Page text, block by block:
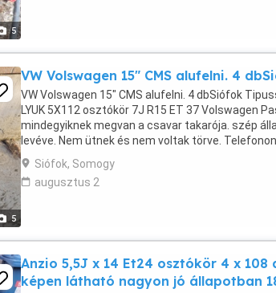
5
5
VW Volswagen 15" CMS alufelni. 4
VW Volswagen 15" CMS alufelni. 4 dbSiófok
LYUK 5X112 osztókör 7J R15 ET 37 Volswagen
mindegyiknek megvan a csavar takarója. szép
levéve. Nem ütnek és nem voltak törve.
3 0 0 6 6
Siófok, Somogy
augusztus 2
Anzio 5,5J x 14 Et24 osztókör 4 x 108
képen látható nagyon jó állapotban